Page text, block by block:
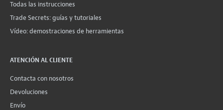
Todas las instrucciones
Trade Secrets: guías y tutoriales
Vídeo: demostraciones de herramientas
ATENCIÓN AL CLIENTE
Contacta con nosotros
Devoluciones
Envío